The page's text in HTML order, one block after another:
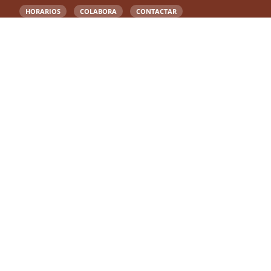
HORARIOS COLABORA CONTACTAR